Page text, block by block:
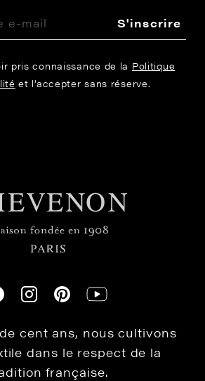
S'inscrire
pris connaissance de la Politique
et l’accepter sans réserve.
cent ans, nous cultivons
dans le respect de la
française.